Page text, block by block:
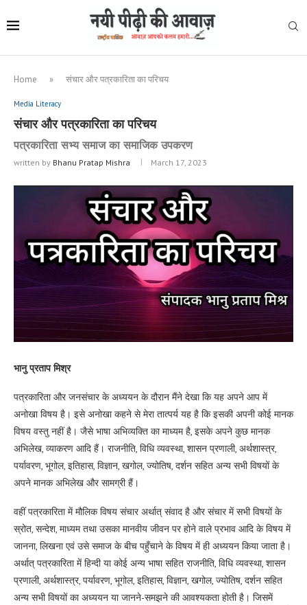
Home » संचार और पत्रकारिता का परिचय
Media Literacy
संचार और पत्रकारिता का परिचय
पत्रकारिता सभ्य समाज का समाजिक उपकरण
written by Bhanu Pratap Mishra March 17, 2023
भानु प्रताप मिश्र
पत्रकारिता और जनसंचार के अध्ययन के दौरान मैंने देखा कि यह अपने आप में
अनोखा विषय है। इसे अनोखा कहने से मेरा तात्पर्य यह है कि इसकी अपनी कोई मानक
विषय वस्तु नहीं है। जैसे भाषा अभिव्यक्ति का माध्यम है, इसके अपने कुछ मानक
अभिलेख, व्याकरण आदि हैं। राजनीति, विधि व्यवस्था, शासन प्रणाली, अर्थशास्त्र,
पर्यावरण, भूगोल, इतिहास, विज्ञान, खगोल, ज्योतिष, दर्शन सहित अन्य सभी विषयों के
अपने मानक अभिलेख और सामग्री हैं।
वहीं पत्रकारिता में मौलिक विषय संचार अर्थात् संवाद है और संचार में सभी विषयों के
स्रोत, सन्देश, माध्यम तथा उसका मानवीय जीवन पर होने वाले प्रभाव आदि के विषय में
जानना, लिखना एवं उसे समाज के बीच पहुँचाने के विषय में ही अध्ययन किया जाता है।
अर्थात् पत्रकारिता में हिन्दी या कोई अन्य भाषा सहित राजनीति, विधि व्यवस्था, शासन
प्रणाली, अर्थशास्त्र, पर्यावरण, भूगोल, इतिहास, विज्ञान, खगोल, ज्योतिष, दर्शन सहित
अन्य सभी विषयों का अध्ययन या जानने-समझने की आवश्यकता होती है। जिसमें